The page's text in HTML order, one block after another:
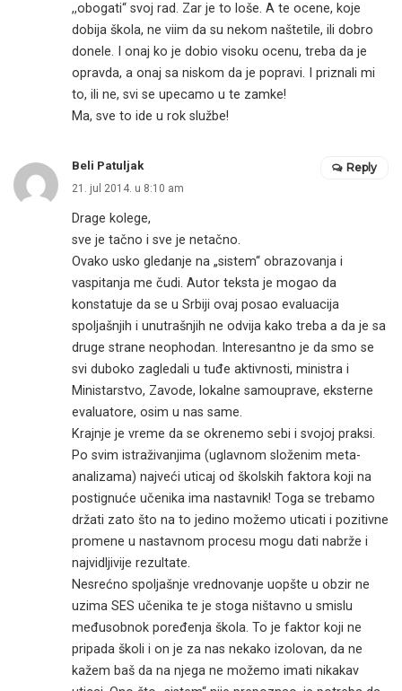
,,obogati“ svoj rad. Zar je to loše. A te ocene, koje
dobija škola, ne viim da su nekom naštetile, ili dobro
donele. I onaj ko je dobio visoku ocenu, treba da je
opravda, a onaj sa niskom da je popravi. I priznali mi
to, ili ne, svi se upecamo u te zamke!
Ma, sve to ide u rok službe!
Beli Patuljak
21. jul 2014. u 8:10 am
Drage kolege,
sve je tačno i sve je netačno.
Ovako usko gledanje na „sistem“ obrazovanja i
vaspitanja me čudi. Autor teksta je mogao da
konstatuje da se u Srbiji ovaj posao evaluacija
spoljašnjih i unutrašnjih ne odvija kako treba a da je sa
druge strane neophodan. Interesantno je da smo se
svi duboko zagledali u tuđe aktivnosti, ministra i
Ministarstvo, Zavode, lokalne samouprave, eksterne
evaluatore, osim u nas same.
Krajnje je vreme da se okrenemo sebi i svojoj praksi.
Po svim istraživanjima (uglavnom složenim meta-
analizama) najveći uticaj od školskih faktora koji na
postignuće učenika ima nastavnik! Toga se trebamo
držati zato što na to jedino možemo uticati i pozitivne
promene u nastavnom procesu mogu dati nabrže i
najvidljivije rezultate.
Nesrećno spoljašnje vrednovanje uopšte u obzir ne
uzima SES učenika te je stoga ništavno u smislu
međusobnok poređenja škola. To je faktor koji ne
pripada školi i on je za nas nekako izolovan, da ne
kažem baš da na njega ne možemo imati nikakav
Reply